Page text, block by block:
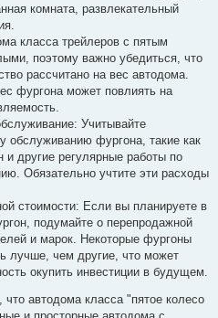
комната, развлекательный
класса трейлеров с пятым
поэтому важно убедиться, что
рассчитано на вес автодома.
фургона может повлиять на
Учитывайте
обслуживанию фургона, такие как
другие регулярные работы по
Обязательно учтите эти расходы
стоимости: Если вы планируете в
подумайте о перепродажной
и марок. Некоторые фургоны
лучше, чем другие, что может
окупить инвестиции в будущем.
автодома класса "пятое колесо